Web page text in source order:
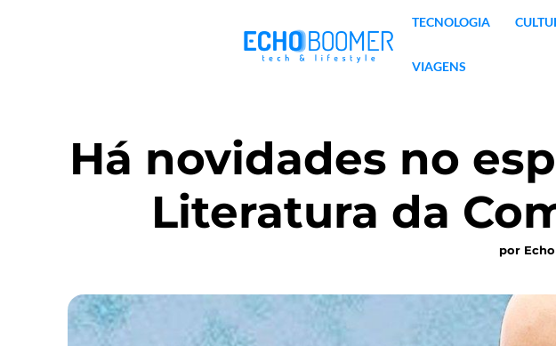
TECNOLOGIA
VIAGENS
Há novidades no
Literatura da
por